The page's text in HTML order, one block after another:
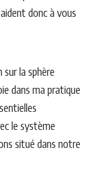
donc à vous
la sphère
dans ma pratique
le système
situé dans notre